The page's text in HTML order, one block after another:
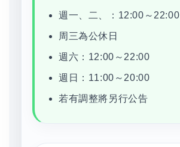
週一、二、：12:00～22:00
周三為公休日
週六：12:00～22:00
週日：11:00～20:00
若有調整將另行公告